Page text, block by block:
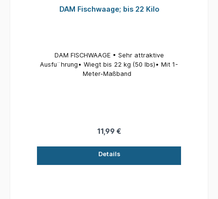
DAM Fischwaage; bis 22 Kilo
DAM FISCHWAAGE • Sehr attraktive
Ausfu¨hrung• Wiegt bis 22 kg (50 lbs)• Mit 1-
Meter-Maßband
11,99 €
Details